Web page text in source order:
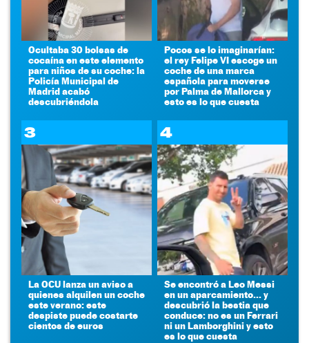
Ocultaba 30 bolsas de
cocaína en este elemento
para niños de su coche: la
Policía Municipal de
Madrid acabó
descubriéndola
Pocos se lo imaginarían:
el rey Felipe VI escoge un
coche de una marca
española para moverse
por Palma de Mallorca y
esto es lo que cuesta
3
La OCU lanza un aviso a
quienes alquilen un coche
este verano: este
despiste puede costarte
cientos de euros
4
Se encontró a Leo Messi
en un aparcamiento... y
descubrió la bestia que
conduce: no es un Ferrari
ni un Lamborghini y esto
es lo que cuesta